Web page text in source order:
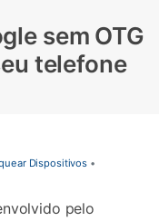
sem OTG
telefone
Dispositivos •
pelo